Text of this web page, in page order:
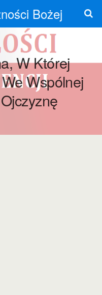
Bożej
W Której
Wspólnej